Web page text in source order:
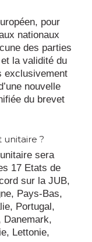
pour
nationaux
des parties
la validité du
exclusivement
nouvelle
du brevet
unitaire ?
sera
17 Etats de
sur la JUB,
Pays-Bas,
Portugal,
Danemark,
Lettonie,